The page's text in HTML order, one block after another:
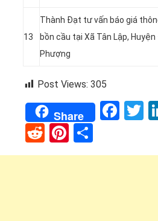
13
Thành Đạt tư vấn báo giá
bồn cầu tại Xã Tân Lập, Huyện
Phượng
Post Views: 305
Share
RedditPinterest